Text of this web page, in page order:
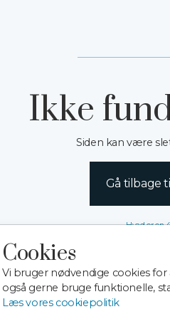
Cookies
Vi bruger nødvendige cookies for
også gerne bruge funktionelle,
Læs vores cookiepolitik
Ikke
Siden kan være
Gå tilbage
Hvad er en